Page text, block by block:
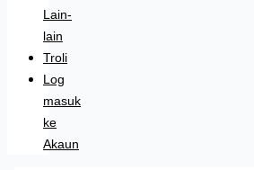
Lain-
lain
Troli
Log
masuk
ke
Akaun